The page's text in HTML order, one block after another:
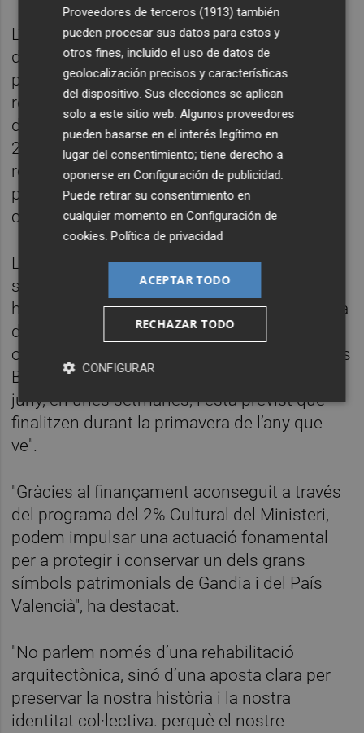
L’alcalde també ha destacat la consolidació
del Palau Ducal com a principal recurs
patrimonial turístic de la ciutat, després de
registrar 57.000 visitants durant 2025 i més
de 21.200 persones en el que portem de
2026. “Preservar el patrimoni és també
reforçar el nostre atractiu cultural i turístic i
projectar al món la nostra identitat com a
ciutat”, ha afirmat.
La regidora Izquierdo ha mostrat la seua
satisfacció: "Estem molt contentes perquè
hui hem fet un pas definitiu amb la signatura
del contracte que farà possible l’inici d’unes
obres molt esperades per al Palau Ducal dels
Borja. Les obres començaran a mitjans de
juny, en unes setmanes, i està previst que
finalitzen durant la primavera de l’any que
ve".
"Gràcies al finançament aconseguit a través
del programa del 2% Cultural del Ministeri,
podem impulsar una actuació fonamental
per a protegir i conservar un dels grans
símbols patrimonials de Gandia i del País
Valencià", ha destacat.
"No parlem només d’una rehabilitació
arquitectònica, sinó d’una aposta clara per
preservar la nostra història i la nostra
identitat col·lectiva. perquè el nostre
Proveedores de terceros (1913) también
pueden procesar sus datos para estos y
otros fines, incluido el uso de datos de
geolocalización precisos y características
del dispositivo. Sus elecciones se aplican
solo a este sitio web. Algunos proveedores
pueden basarse en el interés legítimo en
lugar del consentimiento; tiene derecho a
oponerse enConfiguración de publicidad.
Puede retirar su consentimiento en
cualquier momento enConfiguración de
cookies.Política de privacidad
ACEPTAR TODO
RECHAZAR TODO
CONFIGURAR